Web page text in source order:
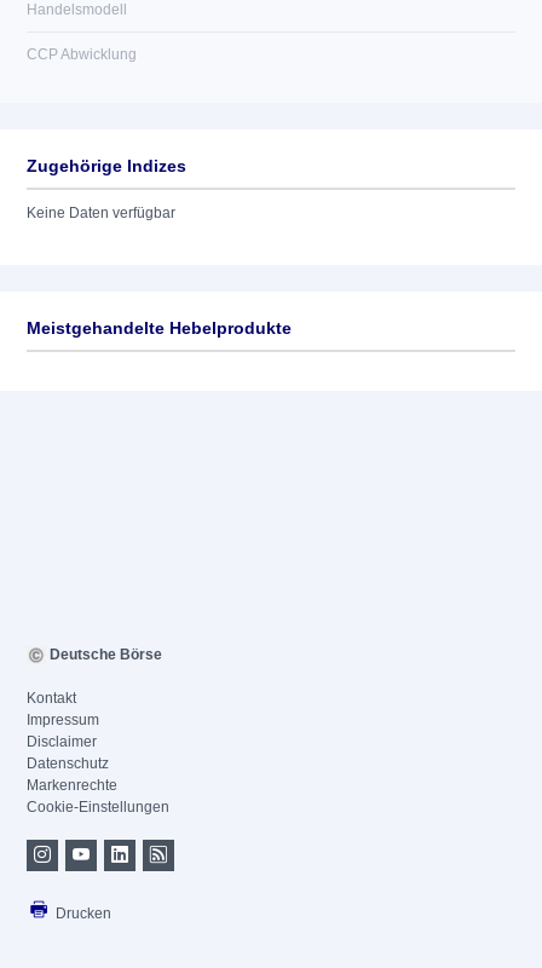
Handelsmodell
CCP Abwicklung
Zugehörige Indizes
Keine Daten verfügbar
Meistgehandelte Hebelprodukte
Deutsche Börse
Kontakt
Impressum
Disclaimer
Datenschutz
Markenrechte
Cookie-Einstellungen
Drucken